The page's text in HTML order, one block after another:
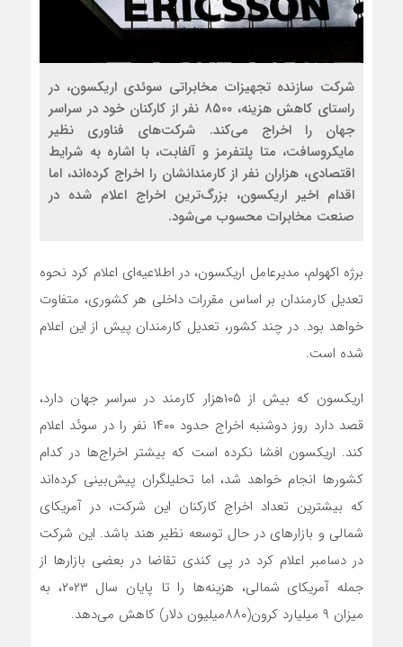
شرکت سازنده تجهیزات مخابراتی سوئدی اریکسون، در
راستای کاهش هزینه، ۸۵۰۰ نفر از کارکنان خود در سراسر
جهان را اخراج می‌کند. شرکت‌های فناوری نظیر
مایکروسافت، متا پلتفرمز و آلفابت، با اشاره به شرایط
اقتصادی، هزاران نفر از کارمندانشان را اخراج کرده‌اند، اما
اقدام اخیر اریکسون، بزرگ‌ترین اخراج اعلام شده در
صنعت مخابرات محسوب می‌شود.
برژه اکهولم، مدیرعامل اریکسون، در اطلاعیه‌ای اعلام کرد نحوه
تعدیل کارمندان بر اساس مقررات داخلی هر کشوری، متفاوت
خواهد بود. در چند کشور، تعدیل کارمندان پیش از این اعلام
شده است.
اریکسون که بیش از ۱۰۵هزار کارمند در سراسر جهان دارد،
قصد دارد روز دوشنبه اخراج حدود ۱۴۰۰ نفر را در سوئد اعلام
کند. اریکسون افشا نکرده است که بیشتر اخراج‌ها در کدام
کشورها انجام خواهد شد، اما تحلیلگران پیش‌بینی کرده‌اند
که بیشترین تعداد اخراج کارکنان این شرکت، در آمریکای
شمالی و بازارهای در حال توسعه نظیر هند باشد. این شرکت
در دسامبر اعلام کرد در پی کندی تقاضا در بعضی بازارها از
جمله آمریکای شمالی، هزینه‌ها را تا پایان سال ۲۰۲۳، به
میزان ۹ میلیارد کرون(۸۸۰میلیون دلار) کاهش می‌دهد.